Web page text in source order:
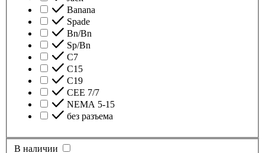
Banana
Spade
Bn/Bn
Sp/Bn
С7
C15
C19
CEE 7/7
NEMA 5-15
без разъема
В наличии